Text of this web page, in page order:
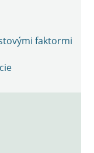
faktormi